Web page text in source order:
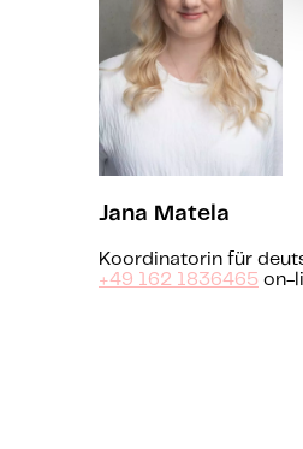
Jana Matela
Koordinatorin für
+49 162 1836465 on-